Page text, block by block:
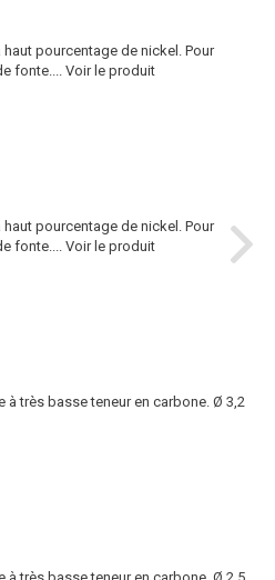
pourcentage de nickel. Pour
fonte....
Voir le produit
pourcentage de nickel. Pour
fonte....
Voir le produit
très basse teneur en carbone. Ø 3,2